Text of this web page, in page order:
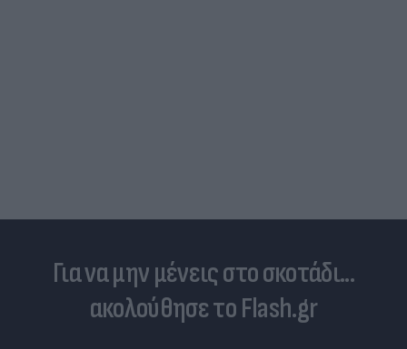
Για να μην μένεις στο σκοτάδι...
ακολούθησε το Flash.gr